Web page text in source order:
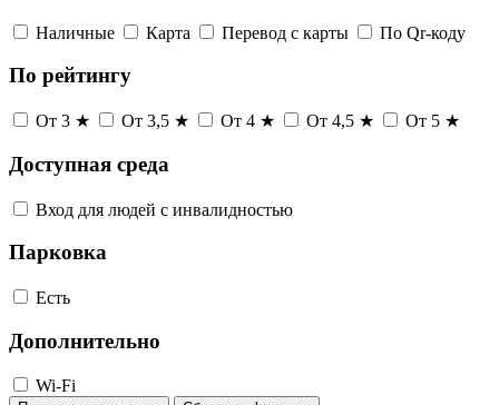
Наличные Карта Перевод с карты По Qr-коду
По рейтингу
От 3 ★ От 3,5 ★ От 4 ★ От 4,5 ★ От 5 ★
Доступная среда
Вход для людей с инвалидностью
Парковка
Есть
Дополнительно
Wi-Fi